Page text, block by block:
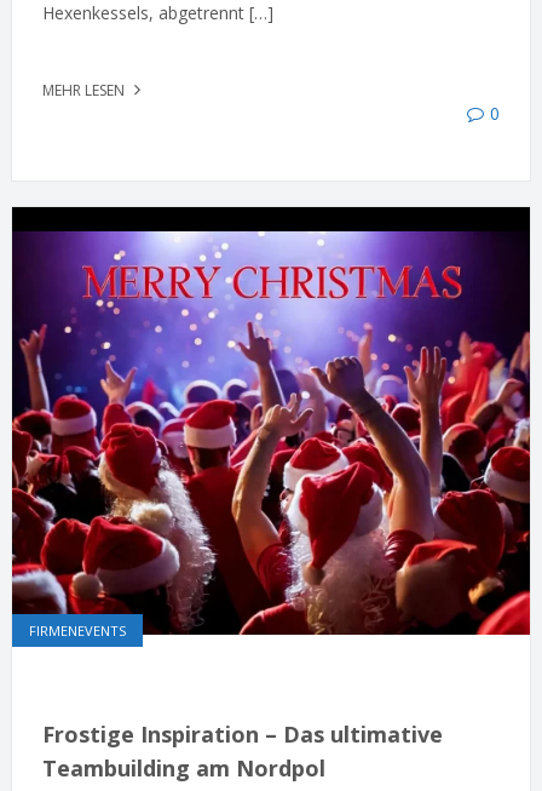
Hexenkessels, abgetrennt […]
MEHR LESEN
0
FIRMENEVENTS
Frostige Inspiration – Das ultimative
Teambuilding am Nordpol